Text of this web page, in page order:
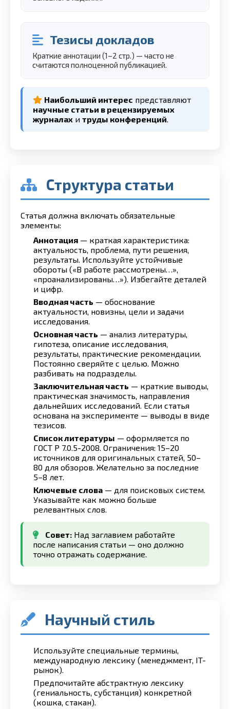
Тезисы докладов
Краткие аннотации (1–2 стр.) — часто не
считаются полноценной публикацией.
Наибольший интерес представляют
научные статьи в рецензируемых
журналах и труды конференций.
Структура статьи
Статья должна включать обязательные
элементы:
Аннотация — краткая характеристика:
актуальность, проблема, пути решения,
результаты. Используйте устойчивые
обороты («В работе рассмотрены…»,
«проанализированы…»). Избегайте деталей
и цифр.
Вводная часть — обоснование
актуальности, новизны, цели и задачи
исследования.
Основная часть — анализ литературы,
гипотеза, описание исследования,
результаты, практические рекомендации.
Постоянно сверяйте с целью. Можно
разбивать на подразделы.
Заключительная часть — краткие выводы,
практическая значимость, направления
дальнейших исследований. Если статья
основана на эксперименте — выводы в виде
тезисов.
Список литературы — оформляется по
ГОСТ Р 7.0.5-2008. Ограничения: 15–20
источников для оригинальных статей, 50–
80 для обзоров. Желательно за последние
5–8 лет.
Ключевые слова — для поисковых систем.
Указывайте как можно больше
релевантных слов.
Совет: Над заглавием работайте
после написания статьи — оно должно
точно отражать содержание.
Научный стиль
Используйте специальные термины,
международную лексику (менеджмент, IT-
рынок).
Предпочитайте абстрактную лексику
(гениальность, субстанция) конкретной
(кошка, стакан).